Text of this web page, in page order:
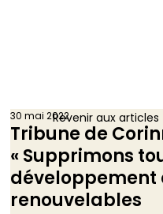
Tribune de
« Supprimons
développement
renouvelables
30 mai 2022Revenir aux articles